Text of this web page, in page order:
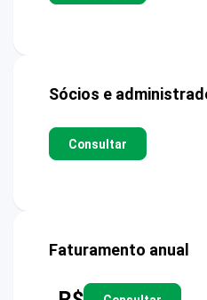
Sócios e
Consultar
Faturamento anual